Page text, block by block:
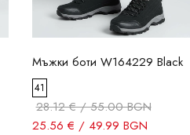
Мъжки боти W164229 Black
41
28.12 € / 55.00 BGN
25.56 € / 49.99 BGN